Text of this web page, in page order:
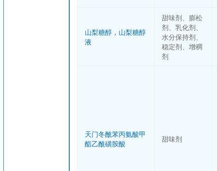
山梨糖醇，山梨糖醇
液
甜味剂、膨松
剂、乳化剂、
水分保持剂、
稳定剂、增稠
剂
天门冬酰苯丙氨酸甲
酯乙酰磺胺酸
甜味剂